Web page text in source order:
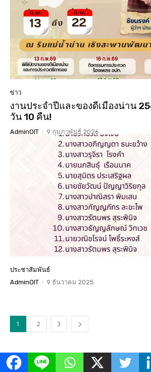
ข่าว
งานประจำปีและของดีเมืองน่าน
วัน 10 คืน!
AdminOIT - 9 กุมภาพันธ์ 2026
ประชาสัมพันธ์
AdminOIT - 9 ธันวาคม 2025
1 2 3
ข่าวเด่น